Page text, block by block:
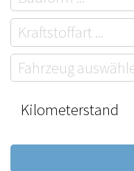
Kilometerstand